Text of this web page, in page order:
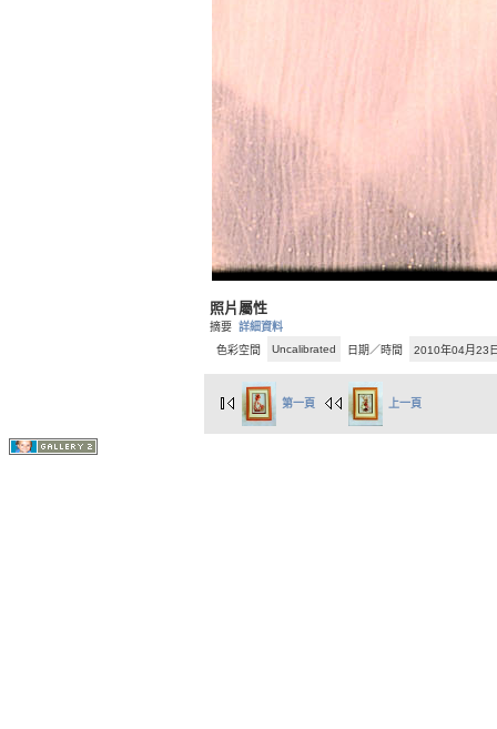
照片屬性
摘要 詳細資料
色彩空間
Uncalibrated 日期／時間 2010年04月23
第一頁 上一頁